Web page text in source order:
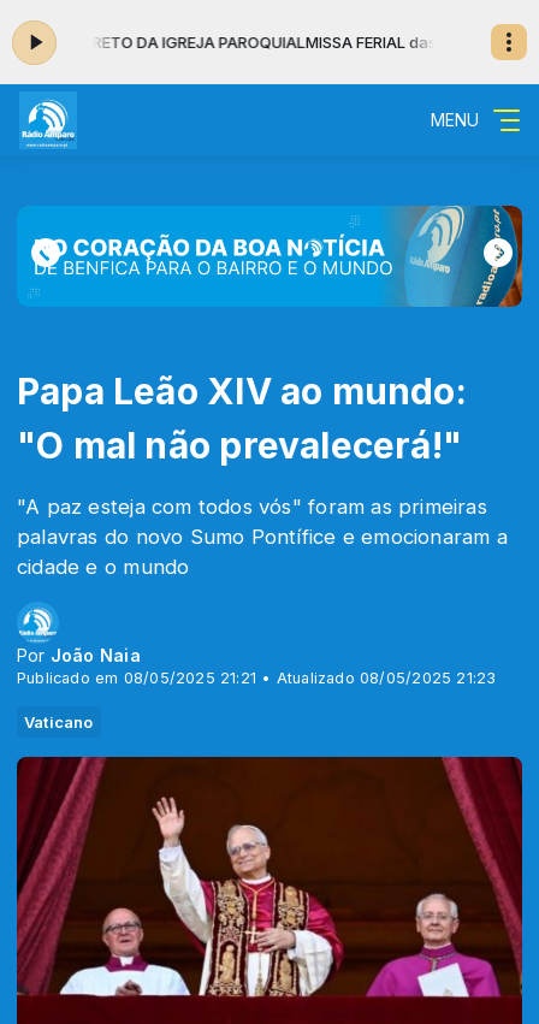
DIRETO DA IGREJA PAROQUIALMISSA FERIAL das 19:15 às 19:55 - NO
MENU
Papa Leão XIV ao mundo:
"O mal não prevalecerá!"
"A paz esteja com todos vós" foram as primeiras
palavras do novo Sumo Pontífice e emocionaram a
cidade e o mundo
Por João Naia
Publicado em 08/05/2025 21:21 • Atualizado 08/05/2025 21:23
Vaticano